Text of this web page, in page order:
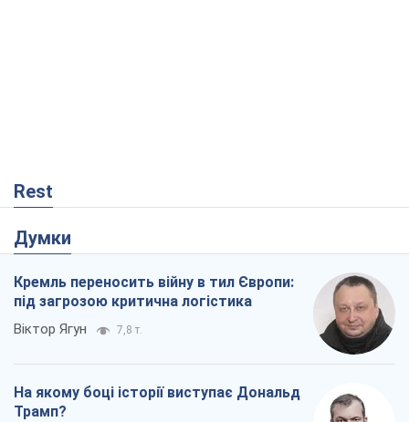
Rest
Думки
Кремль переносить війну в тил Європи:
під загрозою критична логістика
Віктор Ягун 7,8 т.
На якому боці історії виступає Дональд
Трамп?